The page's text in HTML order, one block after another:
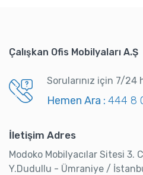
Çalışkan Ofis Mobilyaları A.Ş
Sorularınız için 7/24
Hemen Ara : 444 8
İletişim Adres
Modoko Mobilyacılar Sitesi 3.
Y.Dudullu - Ümraniye /